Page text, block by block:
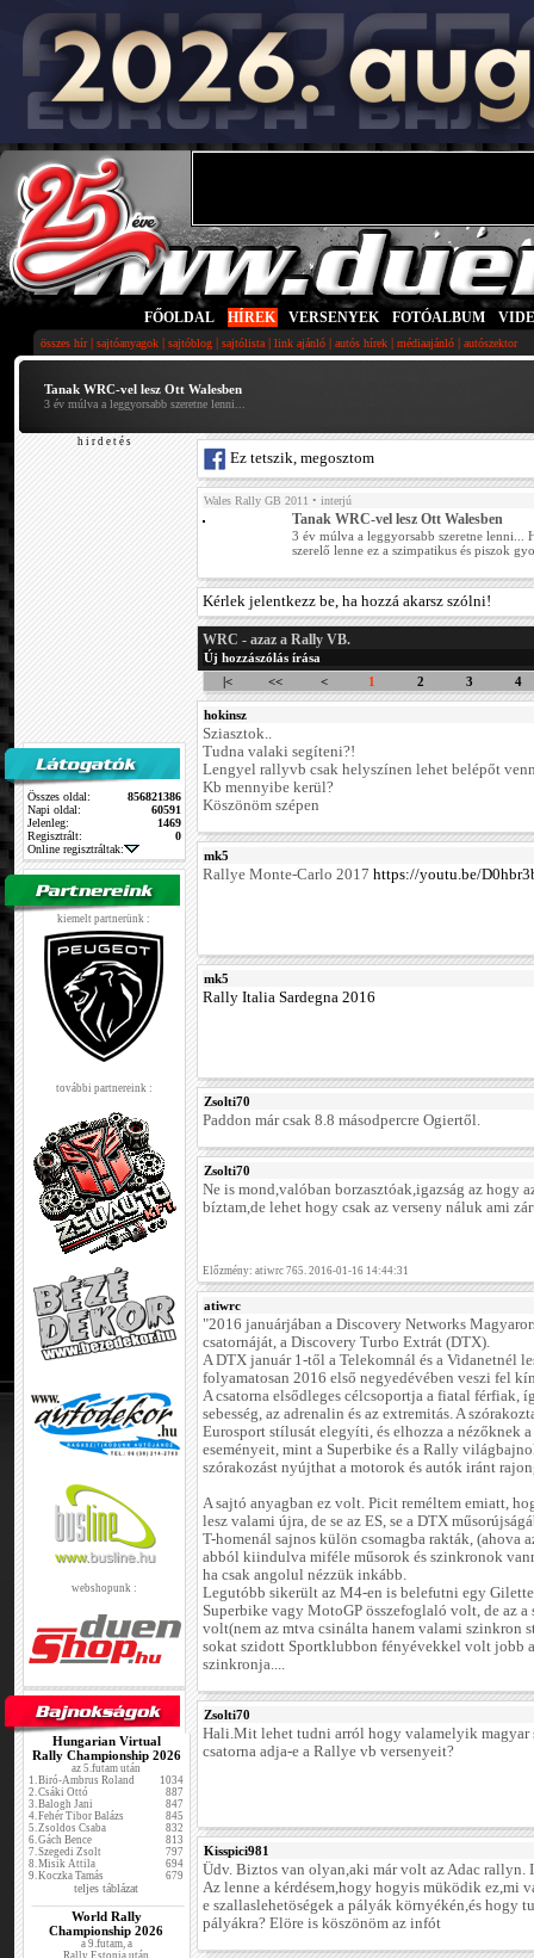
FŐOLDAL HÍREK VERSENYEK FOTÓALBUM
összes hír| sajtóanyagok | sajtóblog | sajtólista | link ajánló | autós hírek | médiaajánló | autószektor
Tanak WRC-vel lesz Ott Walesben
3 év múlva a leggyorsabb szeretne lenni...
h i r d e t é s
Összes oldal:
856821386
Napi oldal:
60591
Jelenleg:
1469
Regisztrált:
0
Online regisztráltak:
kiemelt partnerünk :
további partnereink :
webshopunk :
Hungarian Virtual
Rally Championship 2026
az 5.futam után
1.Biró-Ambrus Roland
1034
2.Csáki Ottó
887
3.Balogh Jani
847
4.Fehér Tibor Balázs
845
5.Zsoldos Csaba
832
6.Gách Bence
813
7.Szegedi Zsolt
797
8.Misik Attila
694
9.Koczka Tamás 679
teljes táblázat
World Rally
Championship 2026
a 9.futam, a
Rally Estonia után
Ez tetszik, megosztom
Wales Rally GB 2011 • interjú
Tanak WRC-vel lesz Ott Walesben
3 év múlva a leggyorsabb szeretne lenni...
szerelő lenne ez a szimpatikus és piszok
Kérlek jelentkezz be, ha hozzá akarsz szólni!
WRC - azaz a Rally VB.
Új hozzászólás írása
|<
<< < 1 2 3 4
hokinsz
Sziasztok..
Tudna valaki segíteni?!
Lengyel rallyvb csak helyszínen lehet belépőt
Kb mennyibe kerül?
Köszönöm szépen
mk5
Rallye Monte-Carlo 2017 https://youtu.be/
mk5
Rally Italia Sardegna 2016
Zsolti70
Paddon már csak 8.8 másodpercre Ogiertől.
Zsolti70
Ne is mond,valóban borzasztóak,igazság az hogy
bíztam,de lehet hogy csak az verseny náluk ami
Előzmény: atiwrc 765. 2016-01-16 14:44:31
atiwrc
"2016 januárjában a Discovery Networks
csatornáját, a Discovery Turbo Extrát (DTX).
A DTX január 1-től a Telekomnál és a Vidanetnél
folyamatosan 2016 első negyedévében veszi fel
A csatorna elsődleges célcsoportja a fiatal férfiak,
sebesség, az adrenalin és az extremitás. A
Eurosport stílusát elegyíti, és elhozza a nézőknek
eseményeit, mint a Superbike és a Rally
szórakozást nyújthat a motorok és autók iránt
A sajtó anyagban ez volt. Picit reméltem emiatt,
lesz valami újra, de se az ES, se a DTX
T-homenál sajnos külön csomagba rakták, (ahova
abból kiindulva miféle műsorok és szinkronok
ha csak angolul nézzük inkább.
Legutóbb sikerült az M4-en is belefutni egy
Superbike vagy MotoGP összefoglaló volt, de az a
volt(nem az mtva csinálta hanem valami szinkron
sokat szidott Sportklubbon fényévekkel volt jobb
szinkronja....
Zsolti70
Hali.Mit lehet tudni arról hogy valamelyik magyar
csatorna adja-e a Rallye vb versenyeit?
Kisspici981
Üdv. Biztos van olyan,aki már volt az Adac rallyn.
Az lenne a kérdésem,hogy hogyis müködik ez,mi
e szallaslehetöségek a pályák környékén,és hogy
pályákra? Elöre is köszönöm az infót